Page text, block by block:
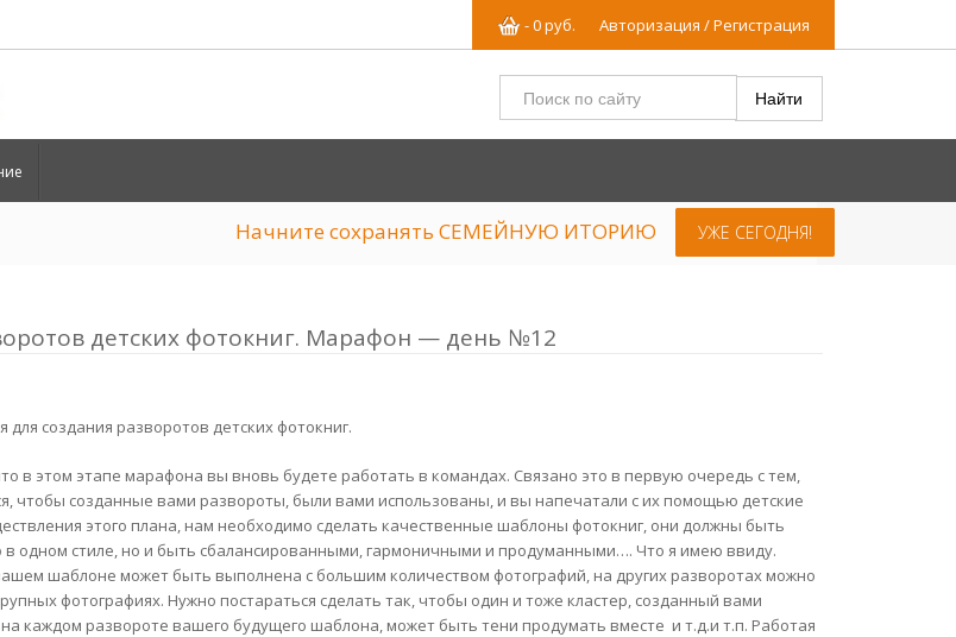
Авторизация / Регистрация
-0руб.
Начните сохранять СЕМЕЙНУЮ ИТОРИЮ УЖЕ СЕГОДНЯ!
детских фотокниг. Марафон — день №12
для создания разворотов детских фотокниг.
в этом этапе марафона вы вновь будете работать в командах. Связано это в первую очередь с тем,
чтобы созданные вами развороты, были вами использованы, и вы напечатали с их помощью детские
этого плана, нам необходимо сделать качественные шаблоны фотокниг, они должны быть
одном стиле, но и быть сбалансированными, гармоничными и продуманными…. Что я имею ввиду.
шаблоне может быть выполнена с большим количеством фотографий, на других разворотах можно
фотографиях. Нужно постараться сделать так, чтобы один и тоже кластер, созданный вами
на каждом развороте вашего будущего шаблона, может быть тени продумать вместе и т.д.и т.п. Работая